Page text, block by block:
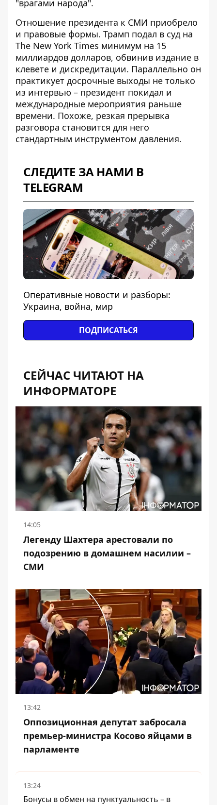
"врагами народа".
Отношение президента к СМИ приобрело
и правовые формы. Трамп подал в суд на
The New York Times минимум на 15
миллиардов долларов, обвинив издание в
клевете и дискредитации. Параллельно он
практикует досрочные выходы не только
из интервью – президент покидал и
международные мероприятия раньше
времени. Похоже, резкая прерывка
разговора становится для него
стандартным инструментом давления.
СЛЕДИТЕ ЗА НАМИ В
TELEGRAM
Оперативные новости и разборы:
Украина, война, мир
ПОДПИСАТЬСЯ
СЕЙЧАС ЧИТАЮТ НА
ИНФОРМАТОРЕ
14:05
Легенду Шахтера арестовали по
подозрению в домашнем насилии –
СМИ
13:42
Оппозиционная депутат забросала
премьер-министра Косово яйцами в
парламенте
13:24
Бонусы в обмен на пунктуальность – в